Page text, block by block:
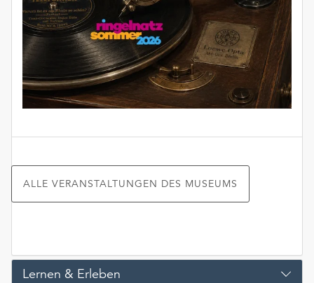
ALLE VERANSTALTUNGEN DES MUSEUMS
Lernen & Erleben